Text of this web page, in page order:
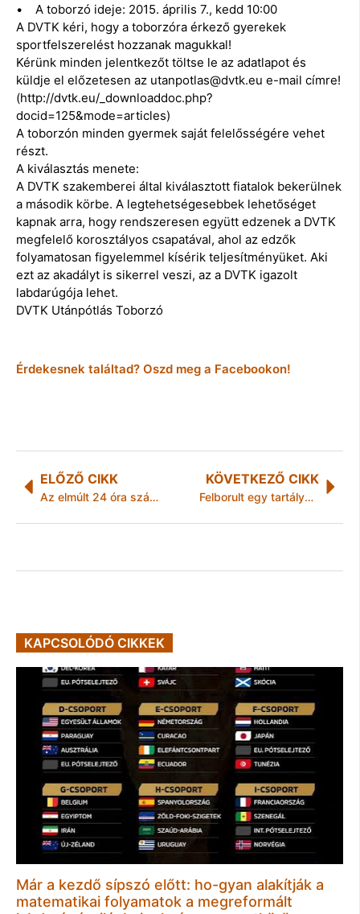
• A toborzó ideje: 2015. április 7., kedd 10:00
A DVTK kéri, hogy a toborzóra érkező gyerekek
sportfelszerelést hozzanak magukkal!
Kérünk minden jelentkezőt töltse le az adatlapot és
küldje el előzetesen az utanpotlas@dvtk.eu e-mail címre!
(http://dvtk.eu/_downloaddoc.php?
docid=125&mode=articles)
A toborzón minden gyermek saját felelősségére vehet
részt.
A kiválasztás menete:
A DVTK szakemberei által kiválasztott fiatalok bekerülnek
a második körbe. A legtehetségesebbek lehetőséget
kapnak arra, hogy rendszeresen együtt edzenek a DVTK
megfelelő korosztályos csapatával, ahol az edzők
folyamatosan figyelemmel kísérik teljesítményüket. Aki
ezt az akadályt is sikerrel veszi, az a DVTK igazolt
labdarúgója lehet.
DVTK Utánpótlás Toborzó
Érdekesnek találtad? Oszd meg a Facebookon!
ELŐZŐ CIKK
Az elmúlt 24 óra számokban
KÖVETKEZŐ CIKK
Felborult egy tartályvagon
KAPCSOLÓDÓ CIKKEK
Már a kezdő sípszó előtt: ho-gyan alakítják a
matematikai folyamatok a megreformált